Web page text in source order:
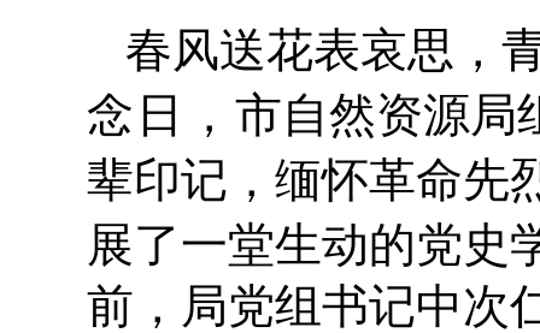
春风送花表哀思，
念日， 市自然资源局
辈印记，缅怀革命先
展了一堂生动的党史
前， 局党组书记中次